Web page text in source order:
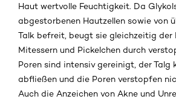
Haut wertvolle Feuchtigkeit. Da
abgestorbenen Hautzellen sowie von
Talk befreit, beugt sie gleichzeitig der
Mitessern und Pickelchen durch
Poren sind intensiv gereinigt, der Talg
abfließen und die Poren verstopfen
Auch die Anzeichen von Akne und